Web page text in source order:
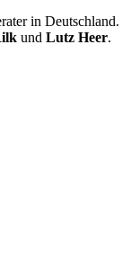
in
und Lutz Heer.